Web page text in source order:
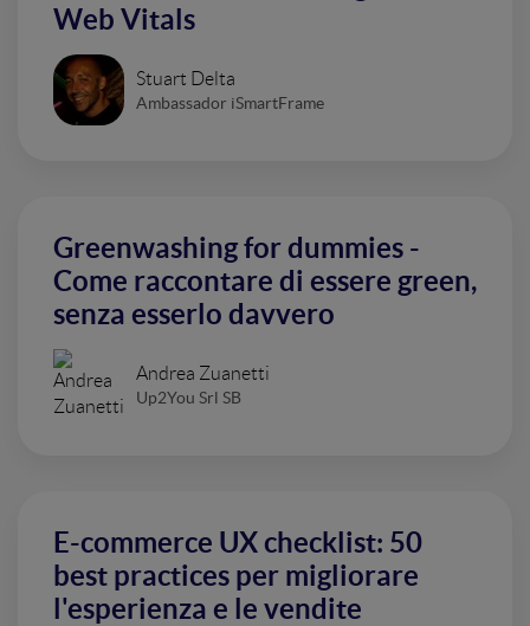
Web Vitals
Stuart Delta
Ambassador iSmartFrame
Greenwashing for dummies -
Come raccontare di essere green,
senza esserlo davvero
Andrea Zuanetti
Up2You Srl SB
E-commerce UX checklist: 50
best practices per migliorare
l'esperienza e le vendite